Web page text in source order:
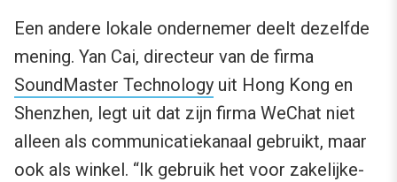
Een andere lokale ondernemer deelt dezelfde
mening. Yan Cai, directeur van de firma
SoundMaster Technology uit Hong Kong en
Shenzhen, legt uit dat zijn firma WeChat niet
alleen als communicatiekanaal gebruikt, maar
ook als winkel. “Ik gebruik het voor zakelijke-